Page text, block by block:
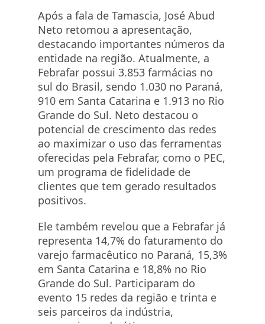
Após a fala de Tamascia, José Abud
Neto retomou a apresentação,
destacando importantes números da
entidade na região. Atualmente, a
Febrafar possui 3.853 farmácias no
sul do Brasil, sendo 1.030 no Paraná,
910 em Santa Catarina e 1.913 no Rio
Grande do Sul. Neto destacou o
potencial de crescimento das redes
ao maximizar o uso das ferramentas
oferecidas pela Febrafar, como o PEC,
um programa de fidelidade de
clientes que tem gerado resultados
positivos.
Ele também revelou que a Febrafar já
representa 14,7% do faturamento do
varejo farmacêutico no Paraná, 15,3%
em Santa Catarina e 18,8% no Rio
Grande do Sul. Participaram do
evento 15 redes da região e trinta e
seis parceiros da indústria,